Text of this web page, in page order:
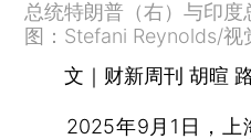
总统特朗普（右）与印度
图：Stefani Reynolds/视
文｜财新周刊 胡暄
2025年9月1日，上